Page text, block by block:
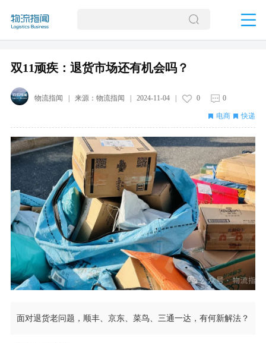
双11顽疾：退货市场还有机会吗？
物流指闻 | 来源： 物流指闻 2024-11-04| 0 0
电商 快递
面对退货老问题，顺丰、京东、菜鸟、三通一达，有何新解法？